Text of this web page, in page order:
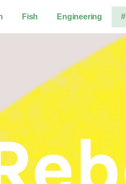
Fish Engineering